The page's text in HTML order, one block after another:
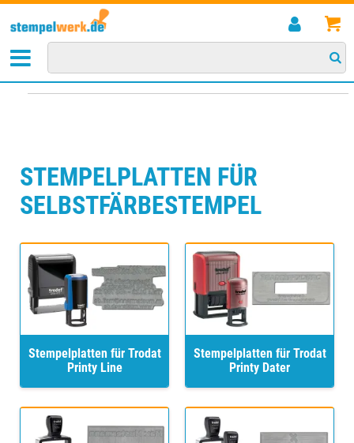
STEMPELPLATTEN FÜR SELBSTFÄRBESTEMPEL
STEMPELPLATTEN FÜR
SELBSTFÄRBESTEMPEL
Stempelplatten für Trodat
Printy Line
Stempelplatten für Trodat
Printy Dater